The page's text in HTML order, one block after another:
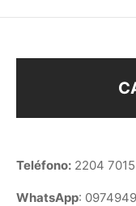
Teléfono: 2204 7015
WhatsApp: